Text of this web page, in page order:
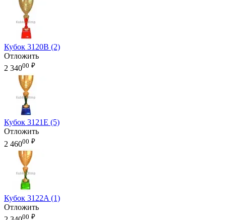
Кубок 3120B (2)
Отложить
2 34000 ₽
Кубок 3121E (5)
Отложить
2 46000 ₽
Кубок 3122A (1)
Отложить
00 ₽